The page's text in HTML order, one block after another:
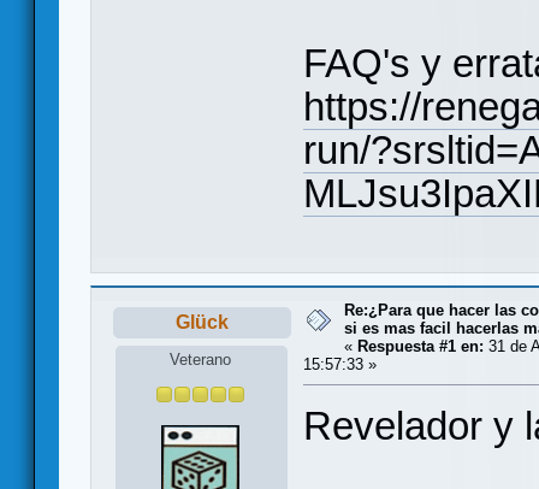
FAQ's y
https://
run/
Glück
Veterano
Re:¿Para que hacer las
si es mas facil hacerlas
« Respuesta #1 en: 31 de
15:57:33 »
Revelador y